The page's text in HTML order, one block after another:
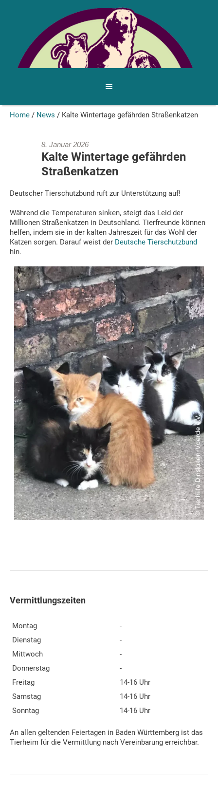
Home / News / Kalte Wintertage gefährden Straßenkatzen
8. Januar 2026
Kalte Wintertage gefährden
Straßenkatzen
Deutscher Tierschutzbund ruft zur Unterstützung auf!
Während die Temperaturen sinken, steigt das Leid der
Millionen Straßenkatzen in Deutschland. Tierfreunde können
helfen, indem sie in der kalten Jahreszeit für das Wohl der
Katzen sorgen. Darauf weist der Deutsche Tierschutzbund
hin.
Vermittlungszeiten
Montag
-
Dienstag
-
Mittwoch
-
Donnerstag
-
Freitag
14-16 Uhr
Samstag
14-16 Uhr
Sonntag
14-16 Uhr
An allen geltenden Feiertagen in Baden Württemberg ist das
Tierheim für die Vermittlung nach Vereinbarung erreichbar.